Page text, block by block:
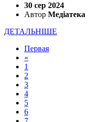
30 сер 2024
Автор Медіатека
ДЕТАЛЬНІШЕ
Первая
«
1
2
3
4
5
6